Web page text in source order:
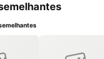
Rocha. A 20 minutos
Pinhão;Meia-Praia A 15